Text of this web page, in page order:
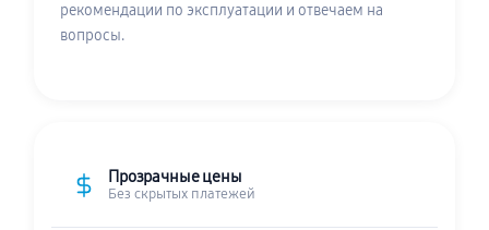
рекомендации по эксплуатации и отвечаем на
вопросы.
Прозрачные цены
Без скрытых платежей